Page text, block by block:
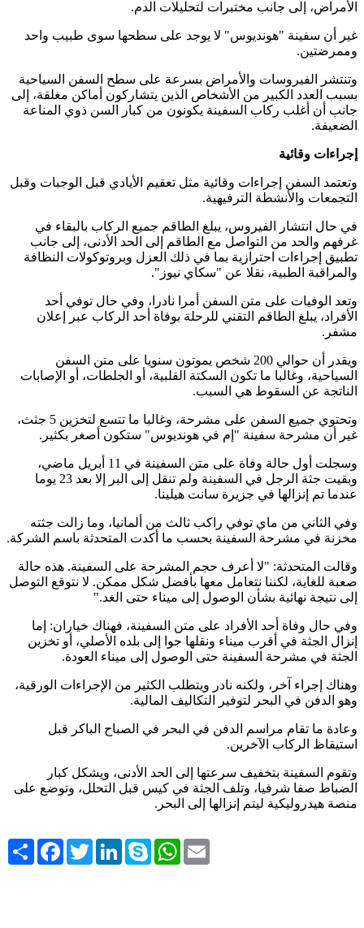
الأمراض، إلى جانب مختبرات لتحليلات الدم.
غير أن سفينة "هونديوس" لا يوجد على سطحها سوى طبيب واحد
وممرضتين.
وتنتشر الفيروسات والأمراض بسرعة على سطح السفن السياحية
بسبب العدد الكبير من الأشخاص الذين يتشاركون أماكن مغلقة، إلى
جانب أن أغلب ركاب السفينة يكونون من كبار السن ذوي المناعة
الضعيفة.
إجراءات وقائية
وتعتمد السفن إجراءات وقائية مثل تعقيم الأيادي قبل الوجبات وقبل
التجمعات والأنشطة الترفيهية.
في حال انتشار الفيروس، يبلغ الطاقم جميع الركاب بالبقاء في
غرفهم والحد من التواصل مع الطاقم إلى الحد الأدنى، إلى جانب
تطبيق إجراءات احترازية بما في ذلك العزل وبروتوكولات النظافة
والمراقبة الطبية، نقلا عن "سكاي نيوز".
وتعد الوفيات على متن السفن أمرا نادرا، وفي حال توفي أحد
الأفراد، يبلغ الطاقم التقني للرحلة بوفاة أحد الركاب عبر إعلان
مشفر .
ويقدر أن حوالي 200 شخص يموتون سنويا على متن السفن
السياحية، وغالبا ما تكون السكتة القلبية، أو الجلطات، أو الإصابات
الناتجة عن السقوط هي السبب.
وتحتوي جميع السفن على مشرحة، وغالبا ما تتسع لتخزين 5 جثث،
غير أن مشرحة سفينة "إم في هونديوس" ستكون أصغر بكثير .
وسجلت أول حالة وفاة على متن السفينة في 11 أبريل ماضي،
وبقيت جثة الرجل في السفينة ولم تنقل إلى البر إلا بعد 23 يوما
عندما تم إنزالها في جزيرة سانت هيلينا.
وفي الثاني من ماي توفي راكب ثالث من ألمانيا، وما زالت جثته
مخزنة في مشرحة السفينة بحسب ما أكدت المتحدثة باسم الشركة.
وقالت المتحدثة: "لا أعرف حجم المشرحة على السفينة. هذه حالة
صعبة للغاية، لكننا نتعامل معها بأفضل شكل ممكن. لا نتوقع التوصل
إلى نتيجة نهائية بشأن الوصول إلى ميناء حتى الغد".
وفي حال وفاة أحد الأفراد على متن السفينة، فهناك خياران: إما
إنزال الجثة في أقرب ميناء ونقلها جوا إلى بلده الأصلي، أو تخزين
الجثة في مشرحة السفينة حتى الوصول إلى ميناء العودة.
وهناك إجراء آخر، ولكنه نادر ويتطلب الكثير من الإجراءات الورقية،
وهو الدفن في البحر لتوفير التكاليف المالية.
وعادة ما تقام مراسم الدفن في البحر في الصباح الباكر قبل
استيقاظ الركاب الآخرين.
وتقوم السفينة بتخفيف سرعتها إلى الحد الأدنى، ويشكل كبار
الضباط صفا شرفيا، وتلف الجثة في كيس قبل التحلل، وتوضع على
منصة هيدروليكية ليتم إنزالها إلى البحر .
Share FacebookTwitterLinkedInSkype WhatsApp